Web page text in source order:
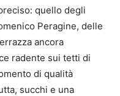
quello degli
Peragine, delle
ancora
radente sui tetti di
di qualità
succhi e una